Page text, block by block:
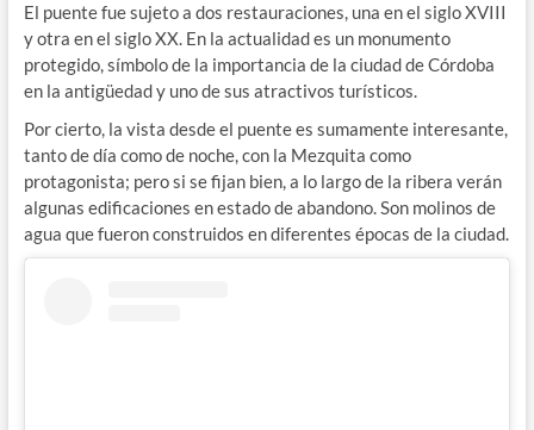
El puente fue sujeto a dos restauraciones, una en el siglo XVIII
y otra en el siglo XX. En la actualidad es un monumento
protegido, símbolo de la importancia de la ciudad de Córdoba
en la antigüedad y uno de sus atractivos turísticos.
Por cierto, la vista desde el puente es sumamente interesante,
tanto de día como de noche, con la Mezquita como
protagonista; pero si se fijan bien, a lo largo de la ribera verán
algunas edificaciones en estado de abandono. Son molinos de
agua que fueron construidos en diferentes épocas de la ciudad.